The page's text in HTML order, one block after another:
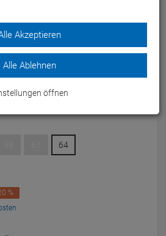
Savoie einen glänzenden Auftritt
64
%
Akzeptieren
Alle Ablehnen
öffnen